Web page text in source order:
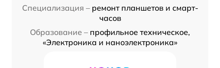
Специализация – ремонт планшетов и смарт-
часов
Образование – профильное техническое,
«Электроника и наноэлектроника»